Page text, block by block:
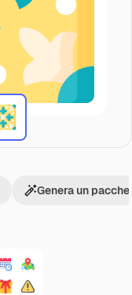
Genera un